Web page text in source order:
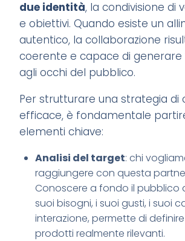
due identità, la condivisione di
e obiettivi. Quando esiste un
autentico, la collaborazione
coerente e capace di generare
agli occhi del pubblico.
Per strutturare una strategia di
efficace, è fondamentale
elementi chiave:
Analisi del target: chi
raggiungere con questa
Conoscere a fondo il pubblico
suoi bisogni, i suoi gusti, i suoi
interazione, permette di
prodotti realmente rilevanti.